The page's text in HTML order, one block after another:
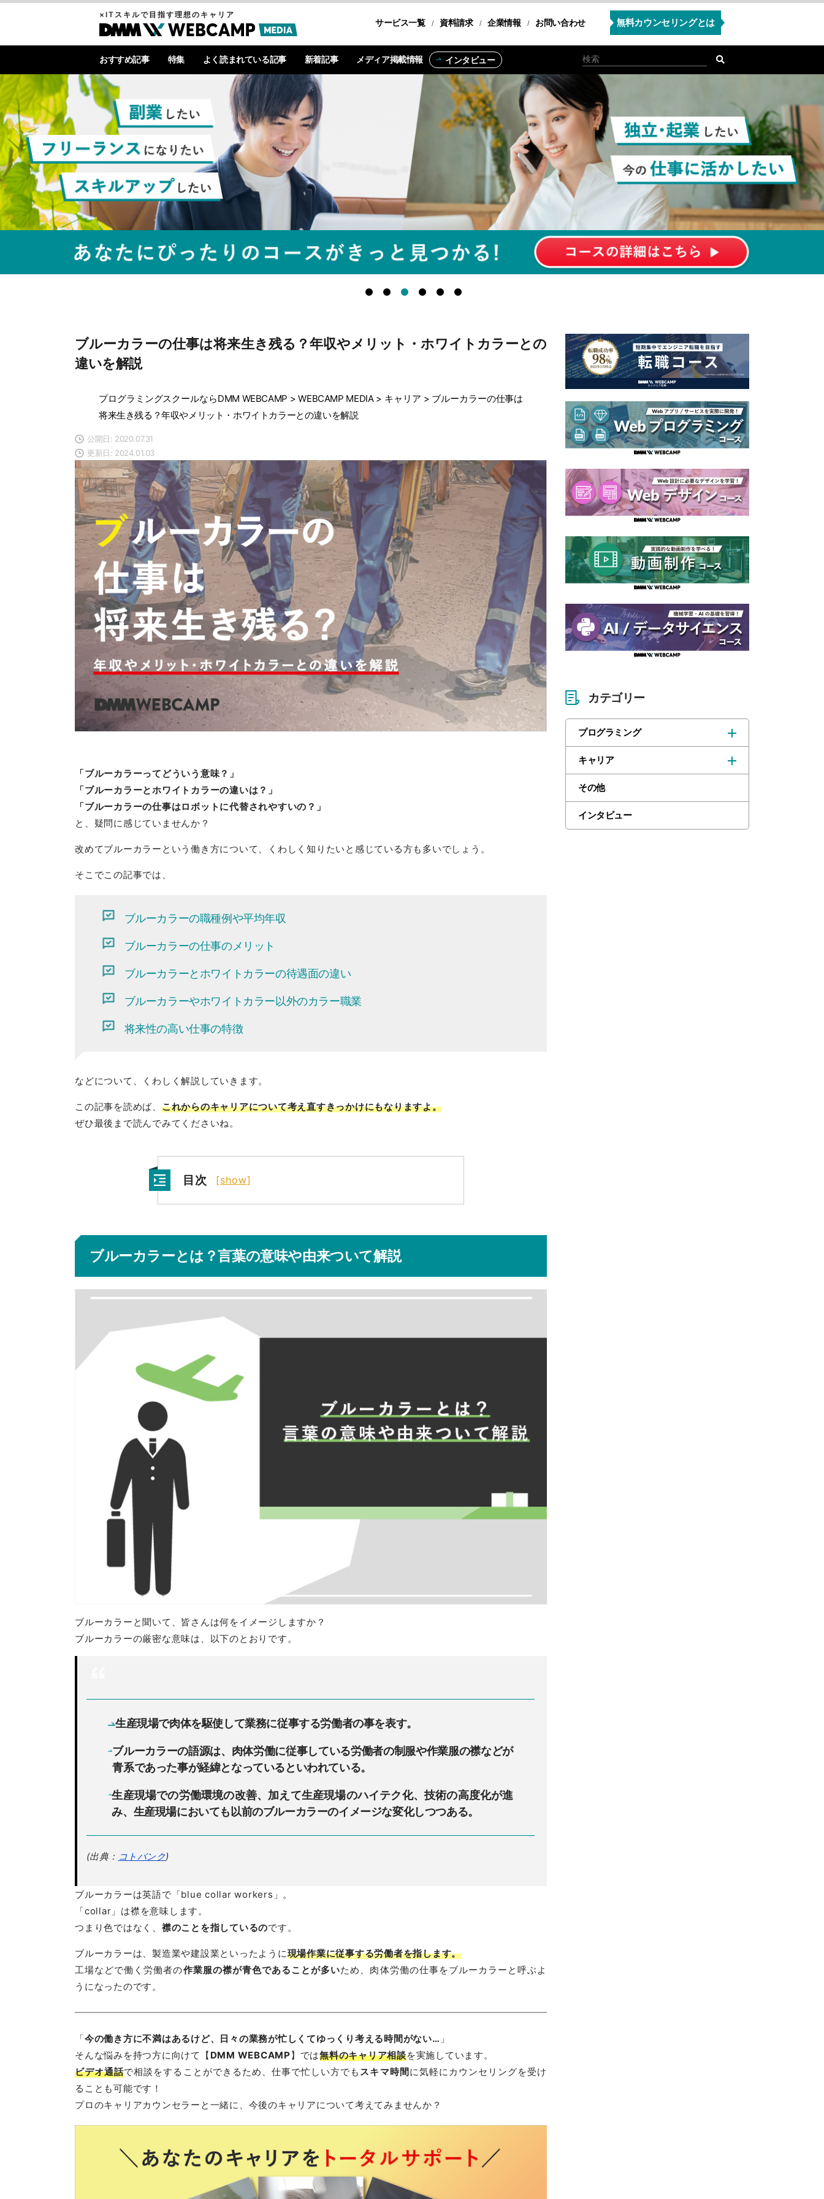
×ITスキルで目指す理想のキャリア
サービス一覧
転職コース 資料請求 企業情報 お問い合わせ 無料カウンセリングとは
おすすめ記事 特集 よく読まれている記事 新着記事 メディア掲載情報 インタビュー
ブルーカラーの仕事は将来生き残る？年収やメリット・ホワイトカラーとの
違いを解説
プログラミングスクールならDMM WEBCAMP >WEBCAMP MEDIA> キャリア > ブルーカラーの仕事は
将来生き残る？年収やメリット・ホワイトカラーとの違いを解説
公開日: 2020.07.31
更新日: 2024.01.03
「ブルーカラーってどういう意味？」
「ブルーカラーとホワイトカラーの違いは？」
「ブルーカラーの仕事はロボットに代替されやすいの ？」
と、疑問に感じていませんか？
改めてブルーカラーという働き方について、くわしく知りたいと感じている方も多いでしょう。
そこでこの記事では、
ブルーカラーの職種例や平均年収
ブルーカラーの仕事のメリット
ブルーカラーとホワイトカラーの待遇面の違い
ブルーカラーやホワイトカラー以外のカラー職業
将来性の高い仕事の特徴
などについて、くわしく解説していきます。
この記事を読めば、 これからのキャリアについて考え直すきっかけにもなりますよ。
ぜひ最後まで読んでみてくださいね。
目次 [show]
ブルーカラーとは？言葉の意味や由来ついて解説
ブルーカラーと聞いて、皆さんは何をイメージしますか？
ブルーカラーの厳密な意味は、以下のとおりです。
生産現場で肉体を駆使して業務に従事する労働者の事を表す。
ブルーカラーの語源は、肉体労働に従事している労働者の制服や作業服の襟などが
青系であった事が経緯となっているといわれている。
生産現場での労働環境の改善、加えて生産現場のハイテク化、技術の高度化が進
み、生産現場においても以前のブルーカラーのイメージな変化しつつある。
(出典： コトバンク)
ブルーカラーは英語で「blue collar workers」。
「collar」は襟を意味します。
つまり色ではなく、 襟のことを指しているのです。
ブルーカラーは、製造業や建設業といったように現場作業に従事する労働者を指します。
工場などで働く労働者の作業服の襟が青色であることが多いため、肉体労働の仕事をブルーカラーと呼ぶよ
うになったのです。
「今の働き方に不満はあるけど、日々の業務が忙しくてゆっくり考える時間がない… 」
そんな悩みを持つ方に向けて【 DMM WEBCAMP 】では無料のキャリア相談を実施しています。
ビデオ通話で相談をすることができるため、仕事で忙しい方でも スキマ時間に気軽にカウンセリングを受け
ることも可能です！
プロのキャリアカウンセラーと一緒に、今後のキャリアについて考えてみませんか？
カテゴリー
プログラミング
キャリア
その他
インタビュー